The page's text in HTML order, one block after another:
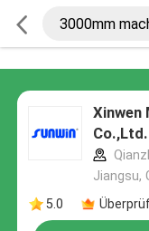
Xinwen
Co.,Ltd.
Jiangsu,
5.0